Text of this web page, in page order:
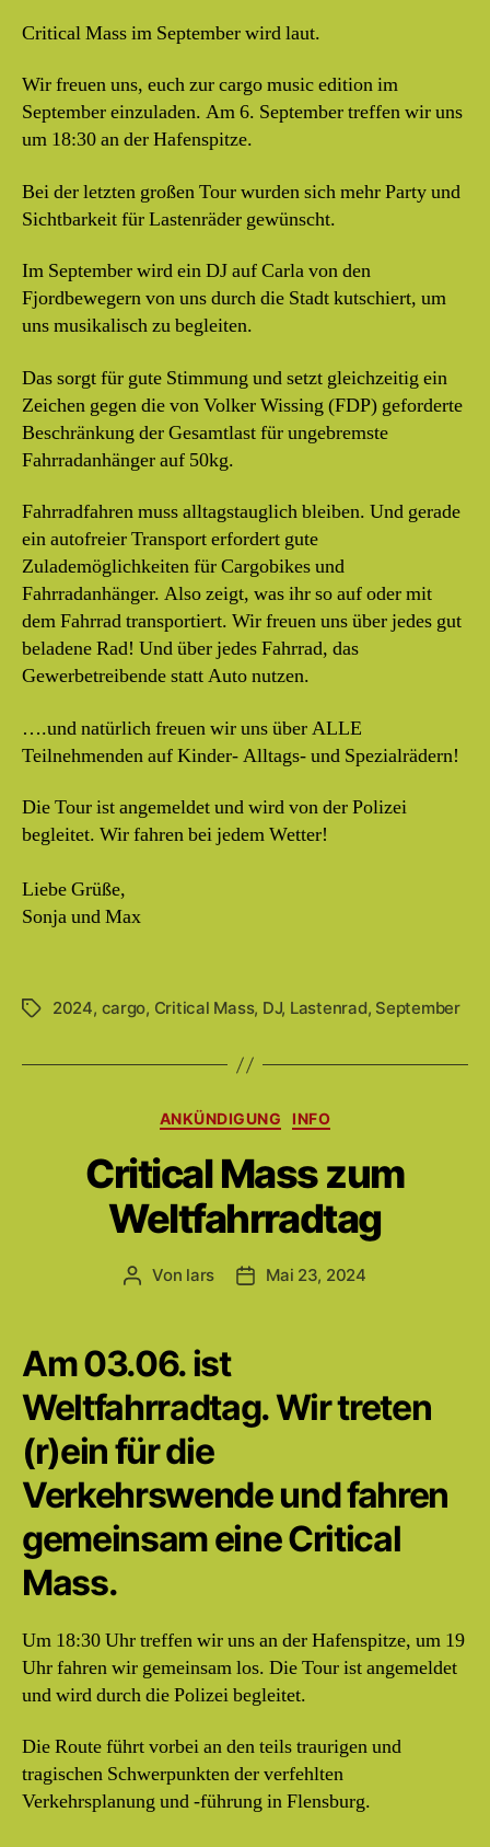
Critical Mass im September wird laut.
Wir freuen uns, euch zur cargo music edition im
September einzuladen. Am 6. September treffen wir uns
um 18:30 an der Hafenspitze.
Bei der letzten großen Tour wurden sich mehr Party und
Sichtbarkeit für Lastenräder gewünscht.
Im September wird ein DJ auf Carla von den
Fjordbewegern von uns durch die Stadt kutschiert, um
uns musikalisch zu begleiten.
Das sorgt für gute Stimmung und setzt gleichzeitig ein
Zeichen gegen die von Volker Wissing (FDP) geforderte
Beschränkung der Gesamtlast für ungebremste
Fahrradanhänger auf 50kg.
Fahrradfahren muss alltagstauglich bleiben. Und gerade
ein autofreier Transport erfordert gute
Zulademöglichkeiten für Cargobikes und
Fahrradanhänger. Also zeigt, was ihr so auf oder mit
dem Fahrrad transportiert. Wir freuen uns über jedes gut
beladene Rad! Und über jedes Fahrrad, das
Gewerbetreibende statt Auto nutzen.
….und natürlich freuen wir uns über ALLE
Teilnehmenden auf Kinder- Alltags- und Spezialrädern!
Die Tour ist angemeldet und wird von der Polizei
begleitet. Wir fahren bei jedem Wetter!
Liebe Grüße,
Sonja und Max
Schlagwörter
2024, cargo, Critical Mass, DJ, Lastenrad, September
Kategorien
ANKÜNDIGUNG INFO
Critical Mass zum
Weltfahrradtag
Beitragsautor
Von lars Beitragsdatum
Mai 23, 2024
Am 03.06. ist
Weltfahrradtag. Wir treten
(r)ein für die
Verkehrswende und fahren
gemeinsam eine Critical
Mass.
Um 18:30 Uhr treffen wir uns an der Hafenspitze, um 19
Uhr fahren wir gemeinsam los. Die Tour ist angemeldet
und wird durch die Polizei begleitet.
Die Route führt vorbei an den teils traurigen und
tragischen Schwerpunkten der verfehlten
Verkehrsplanung und -führung in Flensburg.